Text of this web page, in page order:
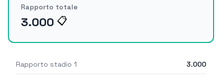
Rapporto totale
3.000 📋
Rapporto stadio 1 3.000